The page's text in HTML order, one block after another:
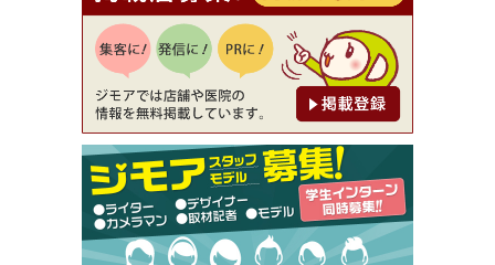
【ジモア読者特典1】料理全品20％OFF ※18時以
降（創作イタリアン Pia Cuore（ピアクオーレ））
[有効期限]2026年9月30日
【ジモア限定②】初回割引 特価 鼻毛脱毛 半額 2,2
00円⇒1,100円（メンズ専門ワックス脱毛サロン Mi
ckle（ミックル））
[有効期限]2026年9月30日
【ジモア限定特典①】まつ毛カール 3,850円→ 2,7
50円（Premiere（プルミエール））
[有効期限]2026年9月30日
焼き餃子 一皿サービス（餃子酒場たっちゃん 西